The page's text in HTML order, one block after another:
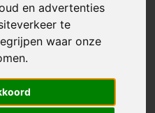
en advertenties
te
waar onze